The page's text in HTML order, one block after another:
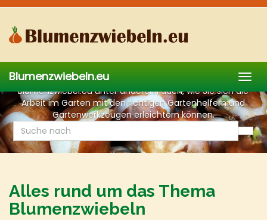
Skip
main
content
Blumenzwiebeln.eu
Faszination Blumenzwiebeln
Viele nützliche Ratgeber befinden sich auf
Blumenzwiebel.eu unter anderem auch, wie Sie sich die
Arbeit im Garten mit den richtigen Gartenhelfern und
Gartenwerkzeugen erleichtern können.
Alles rund um das Thema
Blumenzwiebeln